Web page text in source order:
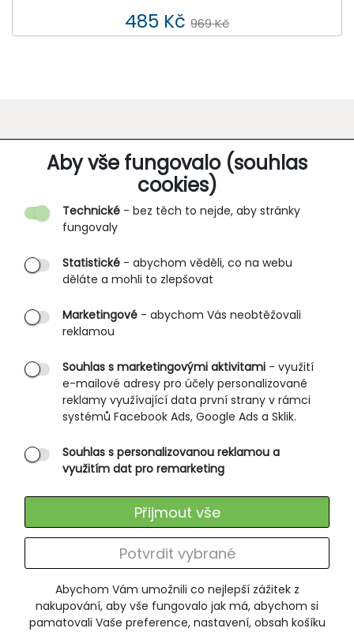
Aby vše fungovalo (souhlas
cookies)
Abychom Vám umožnili co nejlepší zážitek z
nakupování, aby vše fungovalo jak má, abychom si
pamatovali Vaše preference, nastavení, obsah košíku
Technické - bez těch to nejde, aby stránky
fungovaly
Statistické - abychom věděli, co na webu
děláte a mohli to zlepšovat
Marketingové - abychom Vás neobtěžovali
reklamou
Souhlas s marketingovými aktivitami - využití
e-mailové adresy pro účely personalizované
reklamy využívající data první strany v rámci
systémů Facebook Ads, Google Ads a Sklik.
Souhlas s personalizovanou reklamou a
využitím dat pro remarketing
Potvrdit vybrané
Přijmout vše
485 Kč 969 Kč
O SPOLEČNOSTI
O nás
Partnerské prodejny
B2B vstup
PRŮVODCE NAKUPOVÁNÍM
Obchodní podmínky
Rozměrové tabulky
Způsoby doručení
Ochrana osobních údajů
SLUŽBY ZÁKAZNÍKŮM
Výměna zboží
ODEBÍRÁNÍ NEWSLETTERU